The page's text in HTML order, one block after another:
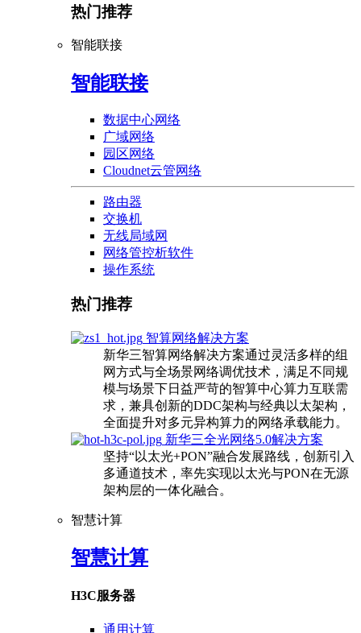
热门推荐
智能联接
智能联接
数据中心网络
广域网络
园区网络
Cloudnet云管网络
路由器
交换机
无线局域网
网络管控析软件
操作系统
热门推荐
智算网络解决方案
新华三智算网络解决方案通过灵活多样的组
网方式与全场景网络调优技术，满足不同规
模与场景下日益严苛的智算中心算力互联需
求，兼具创新的DDC架构与经典以太架构，
全面提升对多元异构算力的网络承载能力。
新华三全光网络5.0解决方案
坚持“以太光+PON”融合发展路线，创新引入
多通道技术，率先实现以太光与PON在无源
架构层的一体化融合。
智慧计算
智慧计算
H3C服务器
通用计算